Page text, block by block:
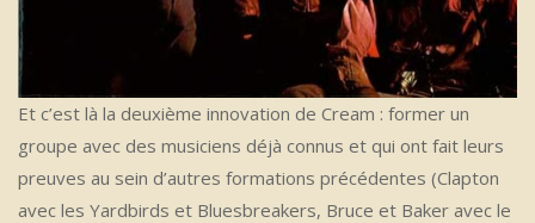
Et c’est là la deuxième innovation de Cream : former un
groupe avec des musiciens déjà connus et qui ont fait leurs
preuves au sein d’autres formations précédentes (Clapton
avec les Yardbirds et Bluesbreakers, Bruce et Baker avec le